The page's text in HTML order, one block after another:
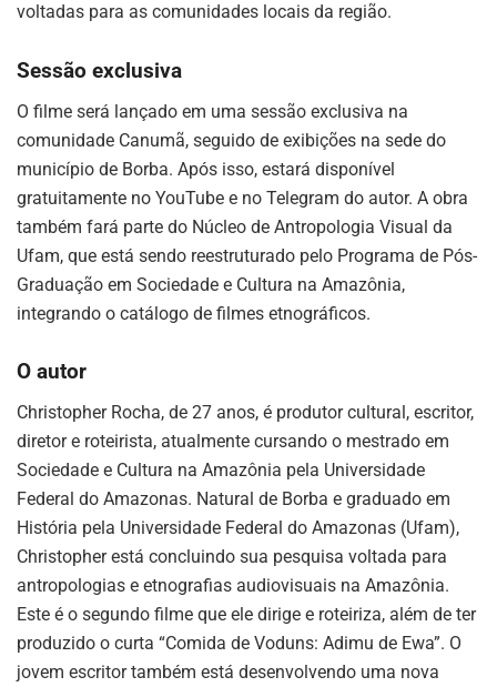
voltadas para as comunidades locais da região.
Sessão exclusiva
O filme será lançado em uma sessão exclusiva na
comunidade Canumã, seguido de exibições na sede do
município de Borba. Após isso, estará disponível
gratuitamente no YouTube e no Telegram do autor. A obra
também fará parte do Núcleo de Antropologia Visual da
Ufam, que está sendo reestruturado pelo Programa de Pós-
Graduação em Sociedade e Cultura na Amazônia,
integrando o catálogo de filmes etnográficos.
O autor
Christopher Rocha, de 27 anos, é produtor cultural, escritor,
diretor e roteirista, atualmente cursando o mestrado em
Sociedade e Cultura na Amazônia pela Universidade
Federal do Amazonas. Natural de Borba e graduado em
História pela Universidade Federal do Amazonas (Ufam),
Christopher está concluindo sua pesquisa voltada para
antropologias e etnografias audiovisuais na Amazônia.
Este é o segundo filme que ele dirige e roteiriza, além de ter
produzido o curta “Comida de Voduns: Adimu de Ewa”. O
jovem escritor também está desenvolvendo uma nova